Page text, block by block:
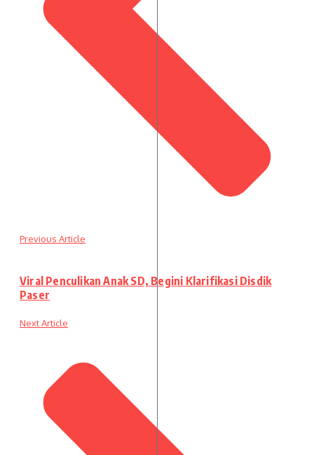
Previous Article
Viral Penculikan Anak SD, Begini Klarifikasi Disdik
Paser
Next Article